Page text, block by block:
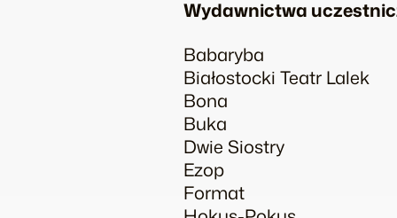
Wydawnictwa
Babaryba
Białostocki Teatr Lalek
Bona
Buka
Dwie Siostry
Ezop
Format